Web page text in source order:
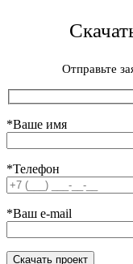
Отправьте
*Ваше имя
*Телефон
*Ваш e-mail